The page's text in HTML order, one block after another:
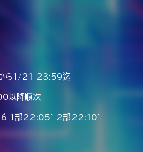
ら1/21 23:59迄
以降順次
1部22:05~ 2部22:10~